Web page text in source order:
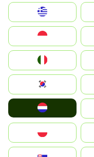
Magyarország
South Korea